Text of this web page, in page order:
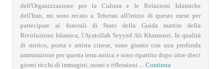
dell'Organizzazione per la Cultura e le Relazioni Islamiche
dell'Iran, mi sono recato a Teheran all'inizio di questo mese per
partecipare ai funerali di Stato della Guida martire della
Rivoluzione Islamica, l'Ayatollah Seyyed Ali Khamenei. In qualità
di storico, poeta e artista cinese, sono giunto con una profonda
ammirazione per questa terra antica e sono ripartito dopo oltre dieci
giorni ricchi di immagini, suoni e riflessioni ...
Continua